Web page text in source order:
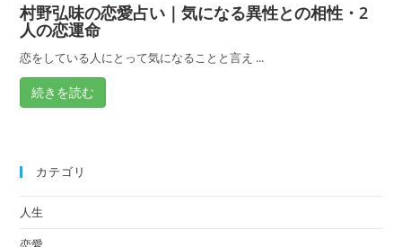
村野弘味の恋愛占い｜気になる異性との相性・2
人の恋運命
恋をしている人にとって気になることと言え ...
続きを読む
カテゴリ
人生